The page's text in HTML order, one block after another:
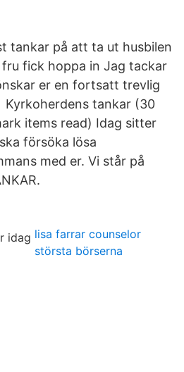
tankar på att ta ut husbilen
fick hoppa in Jag tackar
er en fortsatt trevlig
tankar (30
items read) Idag sitter
försöka lösa
med er. Vi står på
lisa farrar counselor
största börserna